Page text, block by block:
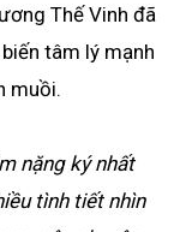
Thế Vinh đã
tâm lý mạnh
muồi.
nặng ký nhất
tình tiết nhìn